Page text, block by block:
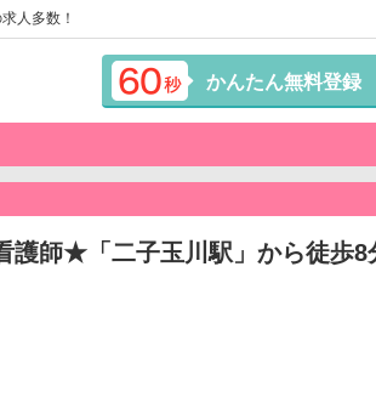
人多数！
かんたん無料登録
護師★「二子玉川駅」から徒歩